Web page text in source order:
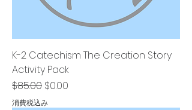
K-2 Catechism The Creation Story
Activity Pack
通常価格
$85.00 セール価格
$0.00
消費税込み